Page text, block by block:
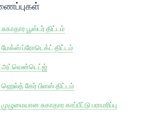
பூஸ்டர் திட்டம்
மேக்ஸ் ப்ரோடெக்ட் திட்டம்
அட்வென்டெட்ஜ்
ஹெல்த் கேர் பிளஸ் திட்டம்
சுகாதார காப்பீட்டு பராமரிப்பு